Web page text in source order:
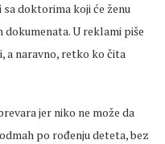
doktorima koji će ženu
U reklami piše
a naravno, retko ko čita
jer niko ne može da
po rođenju deteta, bez